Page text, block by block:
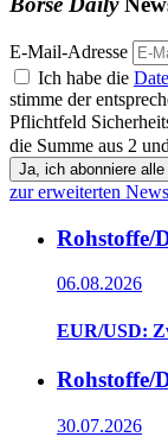
E-Mail-Adresse
Ich habe die
stimme der
Pflichtfeld
die Summe aus 2
Ja, ich abonniere
zur erweiterten
Rohstoffe/
06.08.2026
EUR/USD:
Rohstoffe/
30.07.2026